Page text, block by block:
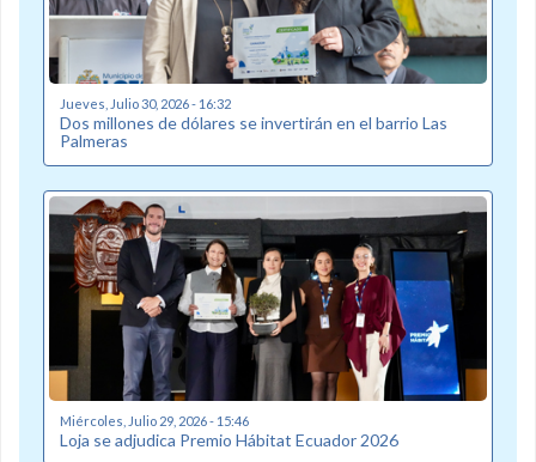
Jueves, Julio 30, 2026 - 16:32
Dos millones de dólares se invertirán en el barrio Las
Palmeras
Miércoles, Julio 29, 2026 - 15:46
Loja se adjudica Premio Hábitat Ecuador 2026